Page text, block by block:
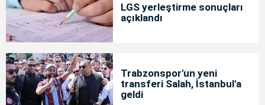
LGS yerleştirme sonuçları
açıklandı
Trabzonspor'un yeni
transferi Salah, İstanbul'a
geldi